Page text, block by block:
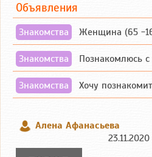
Объявления
Знакомства Женщина (65 -162-63) желает
Знакомства Познакомлюсь с мужчиной любящим
Знакомства Хочу познакомиться с женщиной до 55
Алена Афанасьева